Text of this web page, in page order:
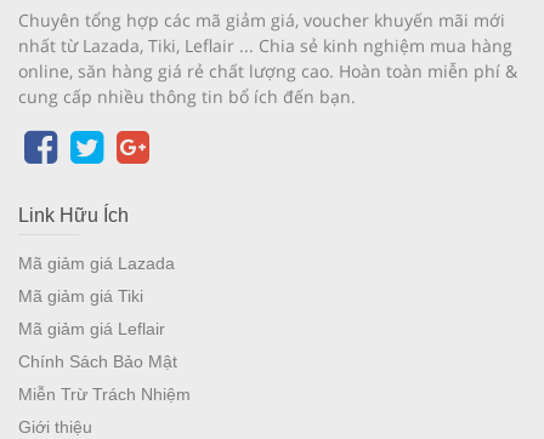
Chuyên tổng hợp các mã giảm giá, voucher khuyến mãi mới
nhất từ Lazada, Tiki, Leflair ... Chia sẻ kinh nghiệm mua hàng
online, săn hàng giá rẻ chất lượng cao. Hoàn toàn miễn phí &
cung cấp nhiều thông tin bổ ích đến bạn.
Link Hữu Ích
Mã giảm giá Lazada
Mã giảm giá Tiki
Mã giảm giá Leflair
Chính Sách Bảo Mật
Miễn Trừ Trách Nhiệm
Giới thiệu